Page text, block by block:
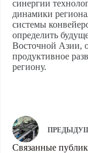
синергии
динамики
системы
определить
Восточной Азии,
продуктивное
региону.
Связанные